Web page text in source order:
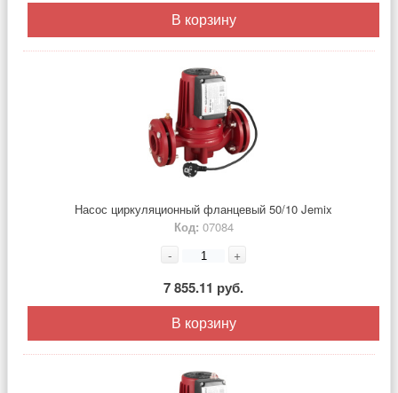
В корзину
Насос циркуляционный фланцевый 50/10 Jemix
Код: 07084
- +
7 855.11 руб.
В корзину